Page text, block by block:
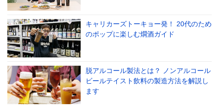
キャリカーズトーキョー発！ 20代のため
のポップに楽しむ燗酒ガイド
脱アルコール製法とは？ ノンアルコール
ビールテイスト飲料の製造方法を解説し
ます